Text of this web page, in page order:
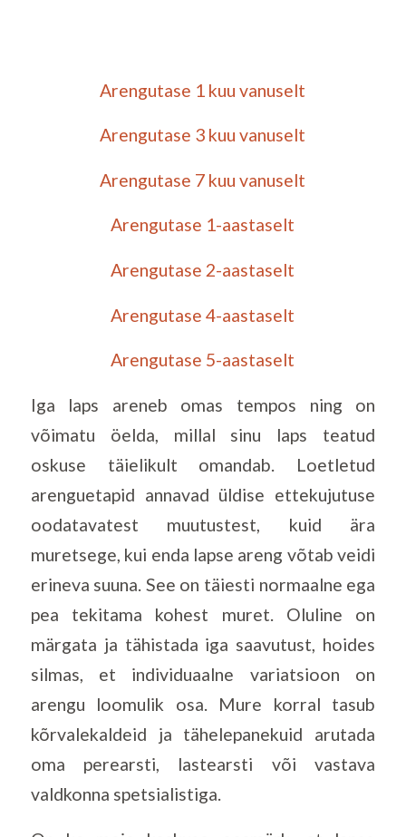
Arengutase 1 kuu vanuselt
Arengutase 3 kuu vanuselt
Arengutase 7 kuu vanuselt
Arengutase 1-aastaselt
Arengutase 2-aastaselt
Arengutase 4-aastaselt
Arengutase 5-aastaselt
Iga laps areneb omas tempos ning on
võimatu öelda, millal sinu laps teatud
oskuse täielikult omandab. Loetletud
arenguetapid annavad üldise ettekujutuse
oodatavatest muutustest, kuid ära
muretsege, kui enda lapse areng võtab veidi
erineva suuna. See on täiesti normaalne ega
pea tekitama kohest muret. Oluline on
märgata ja tähistada iga saavutust, hoides
silmas, et individuaalne variatsioon on
arengu loomulik osa. Mure korral tasub
kõrvalekaldeid ja tähelepanekuid arutada
oma perearsti, lastearsti või vastava
valdkonna spetsialistiga.